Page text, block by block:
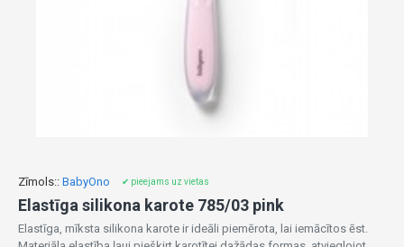
Zīmols:: BabyOno ✔ pieejams uz vietas
Elastīga silikona karote 785/03 pink
Elastīga, mīksta silikona karote ir ideāli piemērota, lai iemācītos ēst.